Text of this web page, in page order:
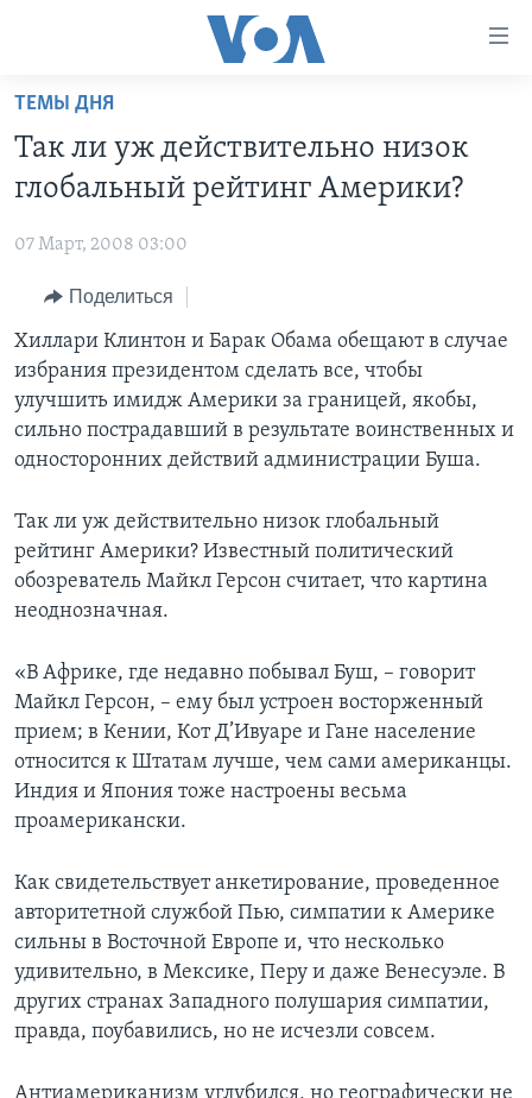
Перейти
основной
контент
навигации
Перейти
поиск
ПРОГРАММЫ
НОВОСТИ ЗА МИНУТУ
ИТОГИ
ПОЧЕМУ ЭТО ВАЖНО?
ДИСКУССИЯ VOA
ДЕТАЛИ
НЬЮ-ЙОРК NEW YORK
АМЕРИКА. БОЛЬШОЕ ПУТЕШЕСТВИЕ
УЧИМ АНГЛИЙСКИЙ
НАША АМЕРИКАНСКАЯ ИСТОРИЯ
А КАК В АМЕРИКЕ?
АРТЕФАКТЫ
АМЕРИКАНСКИЕ ГОРОДКИ
ТЕСТЫ
ЭКСПЕРТИЗА
ИНТЕРВЬЮ
ФАКТЫ ПРОТИВ ФЕЙКОВ
ЗА СВОБОДУ ПРЕССЫ
УЧИМ АНГЛИЙСКИЙ
ВИДЕО
ПОДПИСКА НА НОВОСТИ
Learning English
ТЕМЫ ДНЯ
Так ли уж действительно низок
глобальный рейтинг Америки?
07 Март, 2008 03:00
Поделиться
Хиллари Клинтон и Барак Обама обещают в случае
избрания президентом сделать все, чтобы
улучшить имидж Америки за границей, якобы,
сильно пострадавший в результате воинственных и
односторонних действий администрации Буша.
Так ли уж действительно низок глобальный
рейтинг Америки? Известный политический
обозреватель Майкл Герсон считает, что картина
неоднозначная.
«В Африке, где недавно побывал Буш, – говорит
Майкл Герсон, – ему был устроен восторженный
прием; в Кении, Кот Д’Ивуаре и Гане население
относится к Штатам лучше, чем сами американцы.
Индия и Япония тоже настроены весьма
проамерикански.
Как свидетельствует анкетирование, проведенное
авторитетной службой Пью, симпатии к Америке
сильны в Восточной Европе и, что несколько
удивительно, в Мексике, Перу и даже Венесуэле. В
других странах Западного полушария симпатии,
правда, поубавились, но не исчезли совсем.